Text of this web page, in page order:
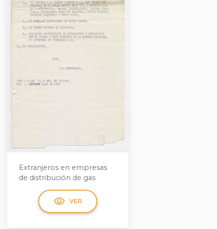
Extranjeros en empresas
de distribución de gas
visibility VER